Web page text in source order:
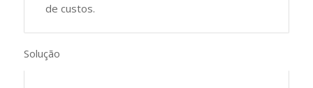
de custos.
Solução